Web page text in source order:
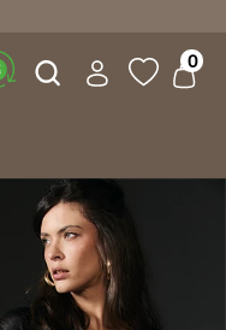
Buscar 0